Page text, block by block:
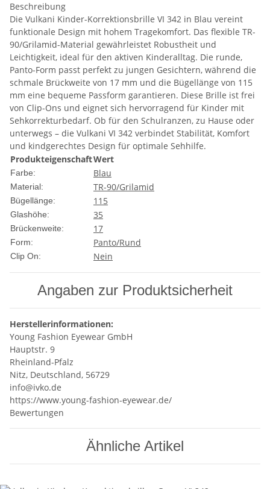
Beschreibung
Die Vulkani Kinder-Korrektionsbrille VI 342 in Blau vereint
funktionale Design mit hohem Tragekomfort. Das flexible TR-
90/Grilamid-Material gewährleistet Robustheit und
Leichtigkeit, ideal für den aktiven Kinderalltag. Die runde,
Panto-Form passt perfekt zu jungen Gesichtern, während die
schmale Brückweite von 17 mm und die Bügellänge von 115
mm eine bequeme Passform garantieren. Diese Brille ist frei
von Clip-Ons und eignet sich hervorragend für Kinder mit
Sehkorrekturbedarf. Ob für den Schulranzen, zu Hause oder
unterwegs – die Vulkani VI 342 verbindet Stabilität, Komfort
und kindgerechtes Design für optimale Sehhilfe.
ProdukteigenschaftWert
Farbe: Blau
Material: TR-90/Grilamid
Bügellänge: 115
Glashöhe: 35
Brückenweite: 17
Form: Panto/Rund
Clip On: Nein
Angaben zur Produktsicherheit
Herstellerinformationen:
Young Fashion Eyewear GmbH
Hauptstr. 9
Rheinland-Pfalz
Nitz, Deutschland, 56729
info@ivko.de
https://www.young-fashion-eyewear.de/
Bewertungen
Ähnliche Artikel